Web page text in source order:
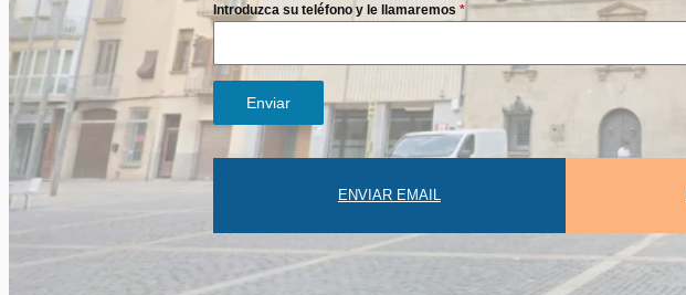
Introduzca su teléfono y le llamaremos *
Enviar
ENVIAR EMAIL